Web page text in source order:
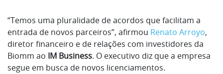
“Temos uma pluralidade de acordos que facilitam a
entrada de novos parceiros”, afirmou Renato Arroyo,
diretor financeiro e de relações com investidores da
Biomm ao IM Business. O executivo diz que a empresa
segue em busca de novos licenciamentos.